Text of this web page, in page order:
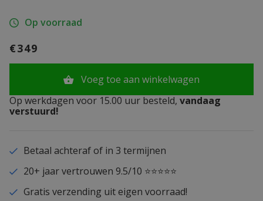
Op voorraad
€349
Voeg toe aan winkelwagen
Op werkdagen voor 15.00 uur besteld, vandaag
verstuurd!
Betaal achteraf of in 3 termijnen
20+ jaar vertrouwen 9.5/10 ⭐⭐⭐⭐⭐
Gratis verzending uit eigen voorraad!